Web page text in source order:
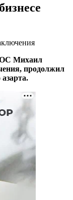
Михаил
продолжил